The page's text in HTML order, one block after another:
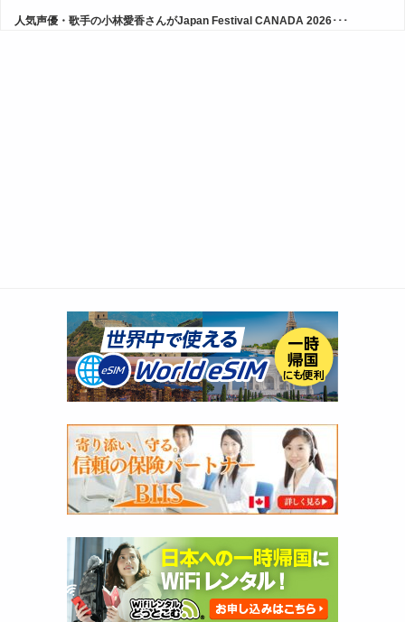
人気声優・歌手の小林愛香さんがJapan Festival CANADA 2026･･･